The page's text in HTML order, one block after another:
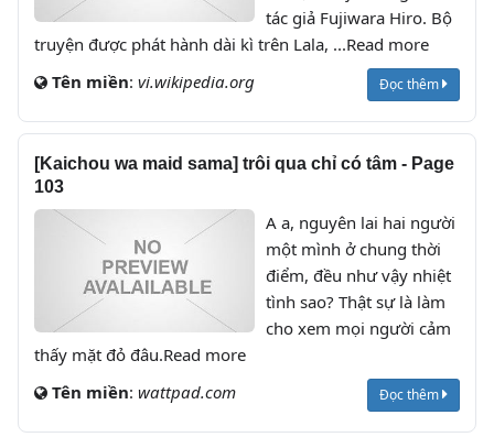
tác giả Fujiwara Hiro. Bộ
truyện được phát hành dài kì trên Lala, ...Read more
Tên miền: vi.wikipedia.org Đọc thêm
[Kaichou wa maid sama] trôi qua chỉ có tâm - Page
103
A a, nguyên lai hai người
một mình ở chung thời
điểm, đều như vậy nhiệt
tình sao? Thật sự là làm
cho xem mọi người cảm
thấy mặt đỏ đâu.Read more
Tên miền: wattpad.com Đọc thêm